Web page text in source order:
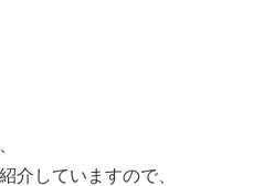
介していますので、